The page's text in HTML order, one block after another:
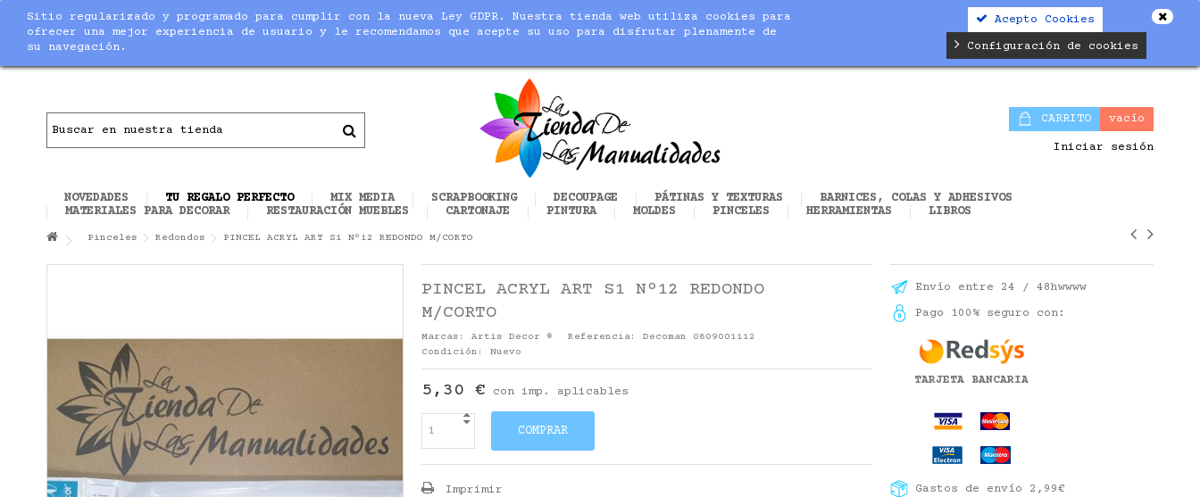
Notice : Undefined index: max_amount in/home/nuevaltm/public_html/modules/sequracheckout/lib/SequracheckoutPreQualifier.php
Sitio regularizado y programado para cumplir con la nueva Ley GDPR. Nuestra tienda web utiliza cookies para
ofrecer una mejor experiencia de usuario y le recomendamos que acepte su uso para disfrutar plenamente de
su navegación.
Acepto Cookies
Configuración de cookies
Contacto
CARRITO vacío
Iniciar sesión
NOVEDADES TU REGALO PERFECTO MIX MEDIA SCRAPBOOKING DECOUPAGE PÁTINAS Y TEXTURAS
BARNICES, COLAS Y ADHESIVOS
MATERIALES PARA DECORAR
RESTAURACIÓN MUEBLES CARTONAJE PINTURA MOLDES PINCELES HERRAMIENTAS LIBROS
Pinceles Redondos PINCEL ACRYL ART S1 Nº12 REDONDO M/CORTO
PINCEL ACRYL ART S1 Nº12 REDONDO
M/CORTO
Marcas: Artis Decor ® Referencia:
Decoman 0809001112
Condición:
Nuevo
5,30 € con imp. aplicables
COMPRAR
Imprimir
Envío entre 24 / 48hwwww
Pago 100% seguro con:
TARJETA BANCARIA
Gastos de envío 2,99€